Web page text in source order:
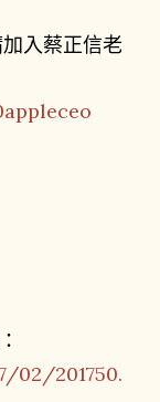
入蔡正信老
02/201750.